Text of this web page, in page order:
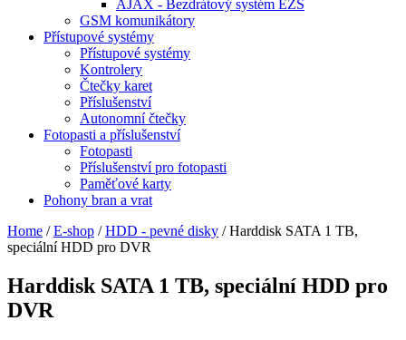
AJAX - Bezdrátový systém EZS
GSM komunikátory
Přístupové systémy
Přístupové systémy
Kontrolery
Čtečky karet
Příslušenství
Autonomní čtečky
Fotopasti a příslušenství
Fotopasti
Příslušenství pro fotopasti
Paměťové karty
Pohony bran a vrat
Home / E-shop / HDD - pevné disky /Harddisk SATA 1 TB,
speciální HDD pro DVR
Harddisk SATA 1 TB, speciální HDD pro
DVR